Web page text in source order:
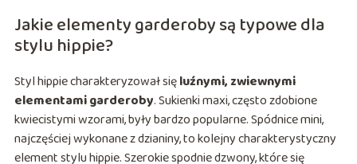
Jakie elementy garderoby są typowe dla
stylu hippie?
Styl hippie charakteryzował sięluźnymi, zwiewnymi
elementami garderoby. Sukienki maxi, często zdobione
kwiecistymi wzorami, były bardzo popularne. Spódnice mini,
najczęściej wykonane z dzianiny, to kolejny charakterystyczny
element stylu hippie. Szerokie spodnie dzwony, które się